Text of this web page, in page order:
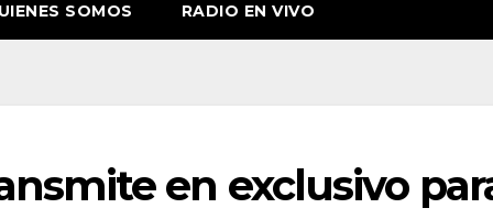
SOMOS RADIO EN VIVO
en exclusivo